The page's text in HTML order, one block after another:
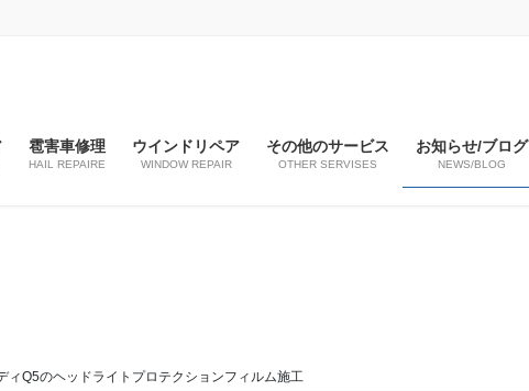
雹害車修理
HAIL REPAIRE
ウインドリペア
WINDOW REPAIR
その他のサービス
OTHER SERVISES
お知らせ/ブログ
NEWS/BLOG
ィQ5のヘッドライトプロテクションフィルム施工